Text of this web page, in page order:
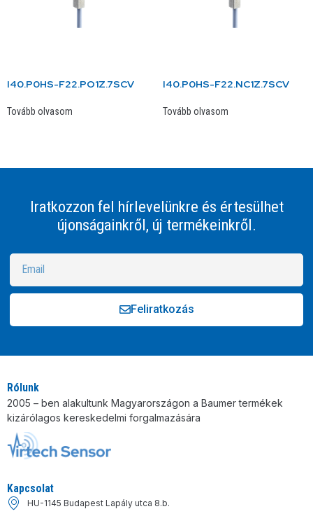
I40.P0HS-F22.PO1Z.7SCV
Tovább olvasom
I40.P0HS-F22.NC1Z.7SCV
Tovább olvasom
Iratkozzon fel hírlevelünkre és értesülhet
újonságainkről, új termékeinkről.
Feliratkozás
Rólunk
2005 – ben alakultunk Magyarországon a Baumer termékek
kizárólagos kereskedelmi forgalmazására
Kapcsolat
HU-1145 Budapest Lapály utca 8.b.